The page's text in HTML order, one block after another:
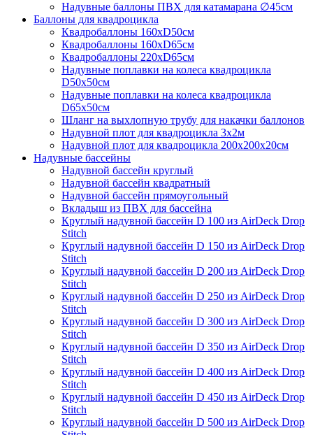
Надувные баллоны ПВХ для катамарана ∅45см
Баллоны для квадроцикла
Квадробаллоны 160хD50см
Квадробаллоны 160хD65см
Квадробаллоны 220хD65см
Надувные поплавки на колеса квадроцикла
D50х50см
Надувные поплавки на колеса квадроцикла
D65х50см
Шланг на выхлопную трубу для накачки баллонов
Надувной плот для квадроцикла 3х2м
Надувной плот для квадроцикла 200х200х20см
Надувные бассейны
Надувной бассейн круглый
Надувной бассейн квадратный
Надувной бассейн прямоугольный
Вкладыш из ПВХ для бассейна
Круглый надувной бассейн D 100 из AirDeck Drop
Stitch
Круглый надувной бассейн D 150 из AirDeck Drop
Stitch
Круглый надувной бассейн D 200 из AirDeck Drop
Stitch
Круглый надувной бассейн D 250 из AirDeck Drop
Stitch
Круглый надувной бассейн D 300 из AirDeck Drop
Stitch
Круглый надувной бассейн D 350 из AirDeck Drop
Stitch
Круглый надувной бассейн D 400 из AirDeck Drop
Stitch
Круглый надувной бассейн D 450 из AirDeck Drop
Stitch
Круглый надувной бассейн D 500 из AirDeck Drop